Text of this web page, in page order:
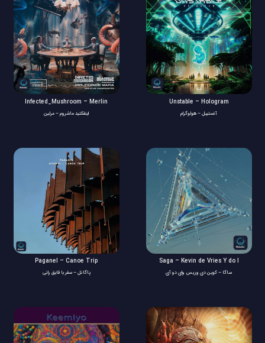
Unstable – Hologram
آنستیبل – هولوگرام
Infected_Mushroom – Merlin
اینفکتید ماشروم – مرلین
Saga – Kevin de Vries Y do I
ساگا – کوین دی وریس وای دو آی
Paganel – Canoe Trip
پاگانل – سفر با قایق رانی